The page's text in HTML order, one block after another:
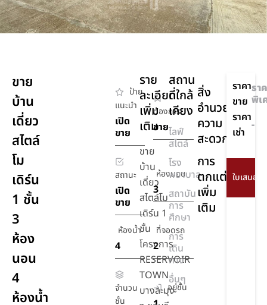
ขาย
บ้าน
เดี่ยว
สไตล์
โม
เดิร์น
1 ชั้น
3
ห้อง
นอน
4
ห้องน้ำ
ป้าย
แนะนำ
เปิด
ขาย
ต้องการ
ขาย
สถานะ
เปิด
ขาย
ห้องนอน
3
ห้องน้ำ
4
ที่จอดรถ
2
จำนวน
ชั้น
อยู่ชั้น
ราย
ละเอียด
เพิ่ม
เติม
ขาย
บ้าน
เดี่ยว
สไตล์โม
เดิร์น 1
ชั้น
โครงการ
RESERVOIR
TOWN
บางละมุง
สถาน
ที่ใกล้
เคียง
ไลฟ์
สไตล์
โรง
พยาบาล
สถาบัน
การ
ศึกษา
การ
เดิน
ทาง
อื่นๆ
สิ่ง
อำนวย
ความ
สะดวก
การ
ตกแต่ง
เพิ่ม
เติม
ราคา
ขาย
รา
พิเ
ราคา
เช่า
-